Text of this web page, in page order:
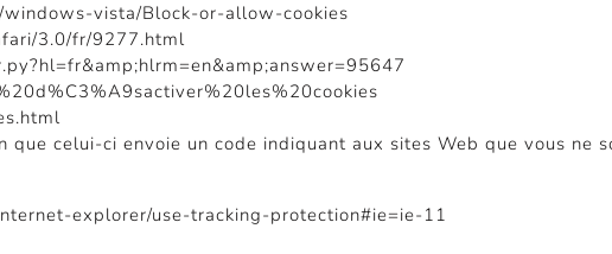
vista/Block-or-allow-cookies
3.0/fr/9277.html
celui-ci envoie un code indiquant aux sites Web que vous ne
explorer/use-tracking-protection#ie=ie-11